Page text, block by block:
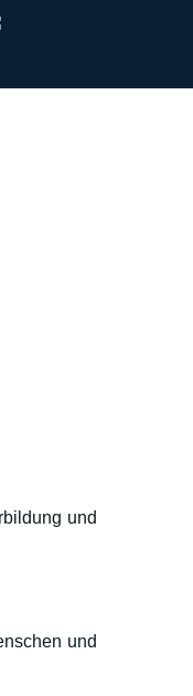
und
und